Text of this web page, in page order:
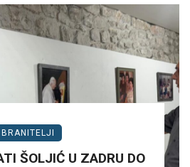
BRANITELJI
ŠOLJIĆ U ZADRU DO